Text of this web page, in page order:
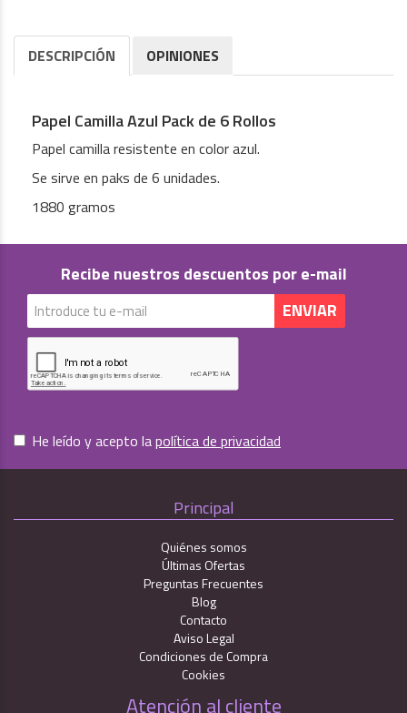
DESCRIPCIÓN OPINIONES
Papel Camilla Azul Pack de 6 Rollos
Papel camilla resistente en color azul.
Se sirve en paks de 6 unidades.
1880 gramos
Recibe nuestros descuentos por e-mail
He leído y acepto lapolítica de privacidad
Principal
Quiénes somos
Últimas Ofertas
Preguntas Frecuentes
Blog
Contacto
Aviso Legal
Condiciones de Compra
Cookies
Atención al cliente